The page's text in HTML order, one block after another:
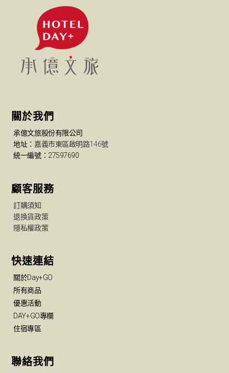
關於我們
承億文旅股份有限公司
地址： 嘉義市東區啟明路146號
統一編號：27597690
顧客服務
訂購須知
退換貨政策
隱私權政策
快速連結
關於Day+GO
所有商品
優惠活動
DAY+GO專欄
住宿專區
聯絡我們